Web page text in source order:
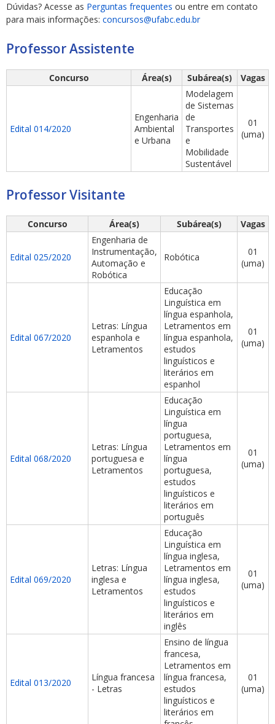
Dúvidas? Acesse as Perguntas frequentes ou entre em contato
para mais informações: concursos@ufabc.edu.br
Professor Assistente
Concurso Área(s) Subárea(s) Vagas
Edital 014/2020
Engenharia
Ambiental
e Urbana
Modelagem
de Sistemas
de
Transportes
e
Mobilidade
Sustentável
01
(uma)
Professor Visitante
Concurso Área(s) Subárea(s) Vagas
Edital 025/2020
Engenharia de
Instrumentação,
Automação e
Robótica
Robótica
01
(uma)
Edital 067/2020
Letras: Língua
espanhola e
Letramentos
Educação
Linguística em
língua espanhola,
Letramentos em
língua espanhola,
estudos
linguísticos e
literários em
espanhol
01
(uma)
Edital 068/2020
Letras: Língua
portuguesa e
Letramentos
Educação
Linguística em
língua
portuguesa,
Letramentos em
língua
portuguesa,
estudos
linguísticos e
literários em
português
01
(uma)
Edital 069/2020
Letras: Língua
inglesa e
Letramentos
Educação
Linguística em
língua inglesa,
Letramentos em
língua inglesa,
estudos
linguísticos e
literários em
inglês
01
(uma)
Edital 013/2020
Língua francesa
- Letras
Ensino de língua
francesa,
Letramentos em
língua francesa,
estudos
linguísticos e
literários em
01
(uma)